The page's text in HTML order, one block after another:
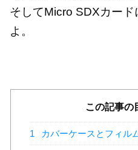
そしてMicro SDXカー
よ。
この記事の
1 カバーケースとフィル